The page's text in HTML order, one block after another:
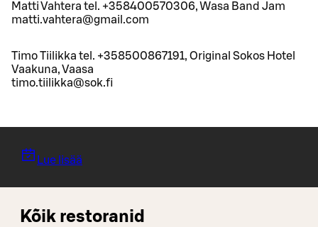
Matti Vahtera tel. +358400570306, Wasa Band Jam
matti.vahtera@gmail.com
Timo Tiilikka tel. +358500867191, Original Sokos Hotel
Vaakuna, Vaasa
timo.tiilikka@sok.fi
Lue lisää
Kõik restoranid